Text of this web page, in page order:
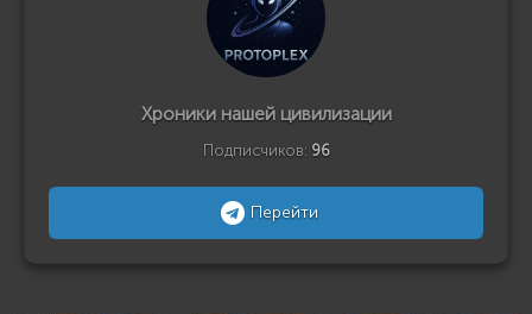
Хроники нашей цивилизации
Подписчиков: 96
Перейти